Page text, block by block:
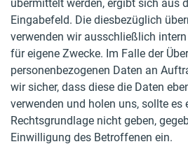
übermittelt werden, ergibt sich aus
Eingabefeld. Die diesbezüglich
verwenden wir ausschließlich
für eigene Zwecke. Im Falle der
personenbezogenen Daten an
wir sicher, dass diese die Daten
verwenden und holen uns, sollte es
Rechtsgrundlage nicht geben,
Einwilligung des Betroffenen ein.